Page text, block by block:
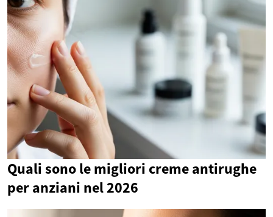
Quali sono le migliori creme antirughe
per anziani nel 2026